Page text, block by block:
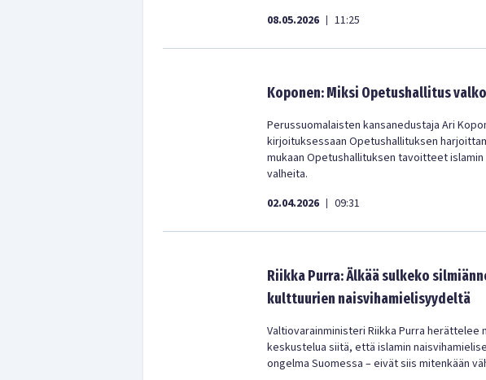
08.05.2026 | 11:25
Koponen: Miksi Opetushallitus
Perussuomalaisten kansanedustaja Ari
kirjoituksessaan Opetushallituksen
mukaan Opetushallituksen tavoitteet
valheita.
02.04.2026 | 09:31
Riikka Purra: Älkää sulkeko
kulttuurien naisvihamielisyydeltä
Valtiovarainministeri Riikka Purra herättelee
keskustelua siitä, että islamin
ongelma Suomessa – eivät siis mitenkään